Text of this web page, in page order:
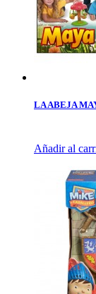
LA ABEJA
Añadir al